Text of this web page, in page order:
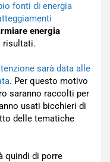
fonti di energia
energia
risultati.
sarà data alle
. Per questo motivo
saranno raccolti per
usati bicchieri di
delle tematiche
quindi di porre